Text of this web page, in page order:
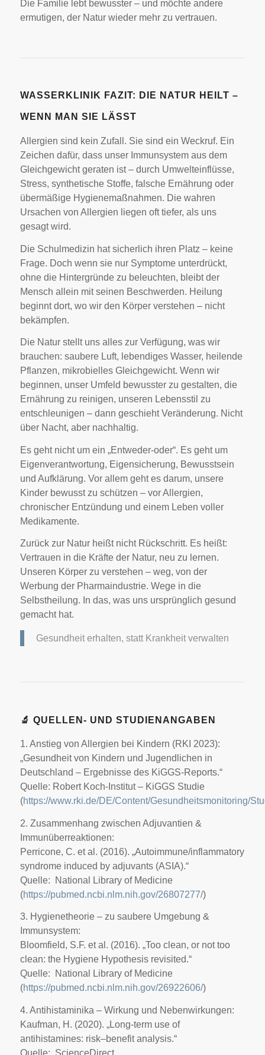
Die Familie lebt bewusster – und möchte andere
ermutigen, der Natur wieder mehr zu vertrauen.
WASSERKLINIK FAZIT: DIE NATUR HEILT –
WENN MAN SIE LÄSST
Allergien sind kein Zufall. Sie sind ein Weckruf. Ein
Zeichen dafür, dass unser Immunsystem aus dem
Gleichgewicht geraten ist – durch Umwelteinflüsse,
Stress, synthetische Stoffe, falsche Ernährung oder
übermäßige Hygienemaßnahmen. Die wahren
Ursachen von Allergien liegen oft tiefer, als uns
gesagt wird.
Die Schulmedizin hat sicherlich ihren Platz – keine
Frage. Doch wenn sie nur Symptome unterdrückt,
ohne die Hintergründe zu beleuchten, bleibt der
Mensch allein mit seinen Beschwerden. Heilung
beginnt dort, wo wir den Körper verstehen – nicht
bekämpfen.
Die Natur stellt uns alles zur Verfügung, was wir
brauchen: saubere Luft, lebendiges Wasser, heilende
Pflanzen, mikrobielles Gleichgewicht. Wenn wir
beginnen, unser Umfeld bewusster zu gestalten, die
Ernährung zu reinigen, unseren Lebensstil zu
entschleunigen – dann geschieht Veränderung. Nicht
über Nacht, aber nachhaltig.
Es geht nicht um ein „Entweder-oder“. Es geht um
Eigenverantwortung, Eigensicherung, Bewusstsein
und Aufklärung. Vor allem geht es darum, unsere
Kinder bewusst zu schützen – vor Allergien,
chronischer Entzündung und einem Leben voller
Medikamente.
Zurück zur Natur heißt nicht Rückschritt. Es heißt:
Vertrauen in die Kräfte der Natur, neu zu lernen.
Unseren Körper zu verstehen – weg, von der
Werbung der Pharmaindustrie. Wege in die
Selbstheilung. In das, was uns ursprünglich gesund
gemacht hat.
Gesundheit erhalten, statt Krankheit verwalten
🔬 QUELLEN- UND STUDIENANGABEN
1. Anstieg von Allergien bei Kindern (RKI 2023):
„Gesundheit von Kindern und Jugendlichen in
Deutschland – Ergebnisse des KiGGS-Reports.“
Quelle: Robert Koch-Institut – KiGGS Studie
(https://www.rki.de/DE/Content/Gesundheitsmonitoring/
2. Zusammenhang zwischen Adjuvantien &
Immunüberreaktionen:
Perricone, C. et al. (2016). „Autoimmune/inflammatory
syndrome induced by adjuvants (ASIA).“
Quelle: National Library of Medicine
(https://pubmed.ncbi.nlm.nih.gov/26807277/)
3. Hygienetheorie – zu saubere Umgebung &
Immunsystem:
Bloomfield, S.F. et al. (2016). „Too clean, or not too
clean: the Hygiene Hypothesis revisited.“
Quelle: National Library of Medicine
(https://pubmed.ncbi.nlm.nih.gov/26922606/)
4. Antihistaminika – Wirkung und Nebenwirkungen:
Kaufman, H. (2020). „Long-term use of
antihistamines: risk–benefit analysis.“
Quelle: ScienceDirect